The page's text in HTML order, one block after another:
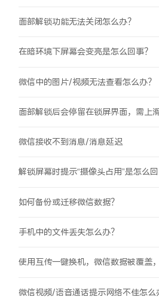
面部解锁功能无法关闭怎么办？
在暗环境下屏幕会变亮是怎么回事？
微信中的图片/视频无法查看怎么办？
微信接收不到消息/消息延迟
解锁屏幕时提示“摄像头占用”是怎么回
如何备份或迁移微信数据？
手机中的文件丢失怎么办？
使用互传一键换机，微信数据被覆盖
微信视频/语音通话提示网络不佳怎么